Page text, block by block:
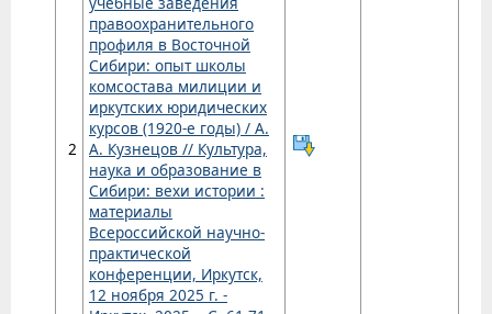
2
правоохранительного
профиля в Восточной
Сибири: опыт школы
комсостава милиции и
иркутских юридических
курсов (1920-е годы) / А.
А. Кузнецов // Культура,
наука и образование в
Сибири: вехи истории :
материалы
Всероссийской научно-
практической
конференции, Иркутск,
12 ноября 2025 г. -